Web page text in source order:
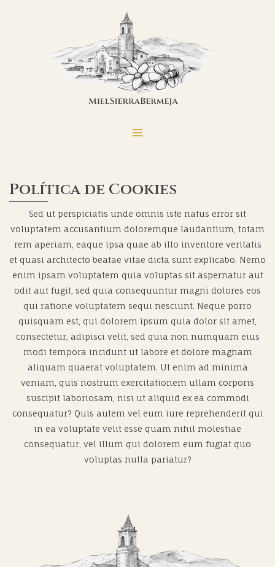
Política de Cookies
Sed ut perspiciatis unde omnis iste natus error sit
voluptatem accusantium doloremque laudantium, totam
rem aperiam, eaque ipsa quae ab illo inventore veritatis
et quasi architecto beatae vitae dicta sunt explicabo. Nemo
enim ipsam voluptatem quia voluptas sit aspernatur aut
odit aut fugit, sed quia consequuntur magni dolores eos
qui ratione voluptatem sequi nesciunt. Neque porro
quisquam est, qui dolorem ipsum quia dolor sit amet,
consectetur, adipisci velit, sed quia non numquam eius
modi tempora incidunt ut labore et dolore magnam
aliquam quaerat voluptatem. Ut enim ad minima
veniam, quis nostrum exercitationem ullam corporis
suscipit laboriosam, nisi ut aliquid ex ea commodi
consequatur? Quis autem vel eum iure reprehenderit qui
in ea voluptate velit esse quam nihil molestiae
consequatur, vel illum qui dolorem eum fugiat quo
voluptas nulla pariatur?